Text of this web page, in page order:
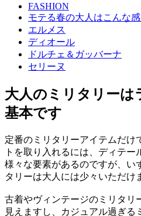
FASHION
モテる春の大人はこんな感
エルメス
ディオール
ドルチェ＆ガッバーナ
セリーヌ
大人のミリタリーは
基本です
定番のミリタリーアイテムだけ
トを取り入れるには、ディテー
様々な要素があるのですが、い
タリーは大人には少々いただけ
古着やヴィンテージのミリタリ
見えますし、カジュアル過ぎる